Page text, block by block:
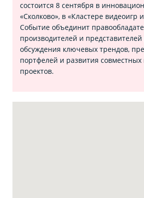
состоится 8 сентября в
«Сколково», в «Кластере видеоигр
Событие объединит
производителей и
обсуждения ключевых трендов,
портфелей и развития совместных
проектов.